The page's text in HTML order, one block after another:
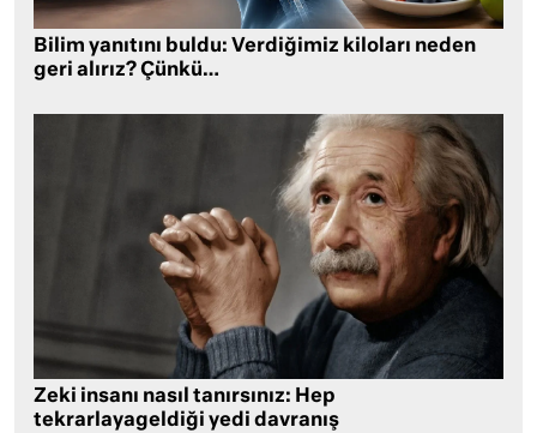
Bilim yanıtını buldu: Verdiğimiz kiloları neden
geri alırız? Çünkü…
Zeki insanı nasıl tanırsınız: Hep
tekrarlayageldiği yedi davranış